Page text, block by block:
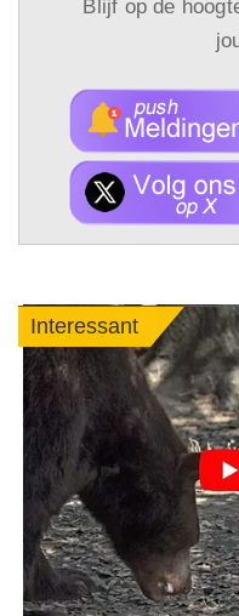
Blijf op de
Interessant